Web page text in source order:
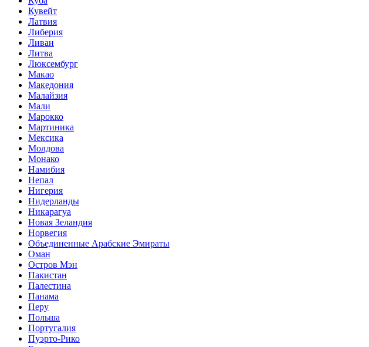
Кувейт
Латвия
Либерия
Ливан
Литва
Люксембург
Макао
Македония
Малайзия
Мали
Марокко
Мартиника
Мексика
Молдова
Монако
Намибия
Непал
Нигерия
Нидерланды
Никарагуа
Новая Зеландия
Норвегия
Объединенные Арабские Эмираты
Оман
Остров Мэн
Пакистан
Палестина
Панама
Перу
Польша
Португалия
Пуэрто-Рико